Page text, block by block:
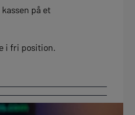
på et
i fri position.